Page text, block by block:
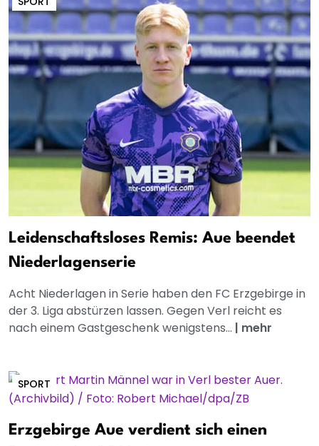
Leidenschaftsloses Remis: Aue beendet
Niederlagenserie
Acht Niederlagen in Serie haben den FC Erzgebirge in
der 3. Liga abstürzen lassen. Gegen Verl reicht es
nach einem Gastgeschenk wenigstens... | mehr
SPORT
Erzgebirge Aue verdient sich einen